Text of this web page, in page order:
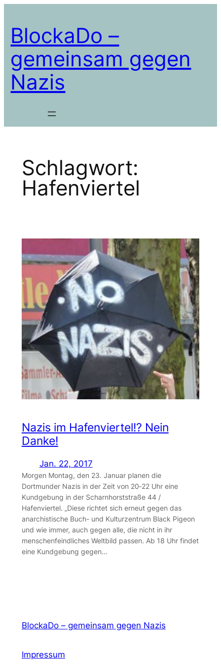
springen
BlockaDo –
gemeinsam gegen
Nazis
Schlagwort:
Hafenviertel
Nazis im Hafenviertel!? Nein
Danke!
Jan. 22, 2017
Morgen Montag, den 23. Januar planen die
Dortmunder Nazis in der Zeit von 20‑22 Uhr eine
Kundgebung in der Scharnhorststraße 44 /
Hafenviertel. „Diese richtet sich erneut gegen das
anarchistische Buch- und Kulturzentrum Black Pigeon
und wie immer, auch gegen alle, die nicht in ihr
menschenfeindliches Weltbild passen. Ab 18 Uhr findet
eine Kundgebung gegen…
BlockaDo – gemeinsam gegen Nazis
Impressum